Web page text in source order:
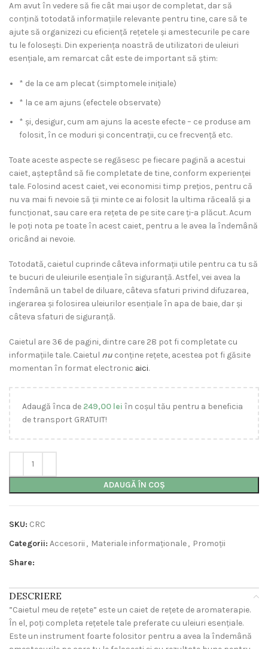
Am avut în vedere să fie cât mai ușor de completat, dar să
conțină totodată informațiile relevante pentru tine, care să te
ajute să organizezi cu eficiență rețetele și amestecurile pe care
tu le folosești. Din experiența noastră de utilizatori de uleiuri
esențiale, am remarcat cât este de important să știm:
* de la ce am plecat (simptomele inițiale)
* la ce am ajuns (efectele observate)
* și, desigur, cum am ajuns la aceste efecte – ce produse am
folosit, în ce moduri și concentrații, cu ce frecvență etc.
Toate aceste aspecte se regăsesc pe fiecare pagină a acestui
caiet, așteptând să fie completate de tine, conform experienței
tale. Folosind acest caiet, vei economisi timp prețios, pentru că
nu va mai fi nevoie să ții minte ce ai folosit la ultima răceală și a
funcționat, sau care era rețeta de pe site care ți-a plăcut. Acum
le poți nota pe toate în acest caiet, pentru a le avea la îndemână
oricând ai nevoie.
Totodată, caietul cuprinde câteva informații utile pentru ca tu să
te bucuri de uleiurile esențiale în siguranță. Astfel, vei avea la
îndemână un tabel de diluare, câteva sfaturi privind difuzarea,
ingerarea și folosirea uleiurilor esențiale în apa de baie, dar și
câteva sfaturi de siguranță.
Caietul are 36 de pagini, dintre care 28 pot fi completate cu
informațiile tale. Caietul nu conține rețete, acestea pot fi găsite
momentan în format electronic aici.
Adaugă înca de 249,00 lei în coșul tău pentru a beneficia
de transport GRATUIT!
ADAUGĂ ÎN COȘ
SKU: CRC
Categorii: Accesorii , Materiale informaționale, Promoții
Share:
DESCRIERE
”Caietul meu de rețete” este un caiet de rețete de aromaterapie.
În el, poți completa rețetele tale preferate cu uleiuri esențiale.
Este un instrument foarte folositor pentru a avea la îndemână